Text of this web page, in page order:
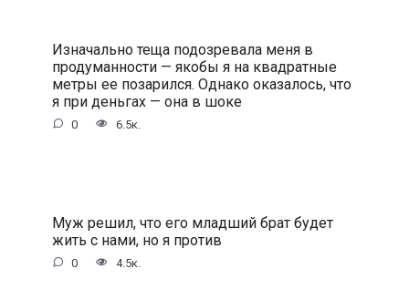
Изначально теща подозревала меня в
продуманности — якобы я на квадратные
метры ее позарился. Однако оказалось, что
я при деньгах — она в шоке
0 6.5к.
Муж решил, что его младший брат будет
жить с нами, но я против
0 4.5к.